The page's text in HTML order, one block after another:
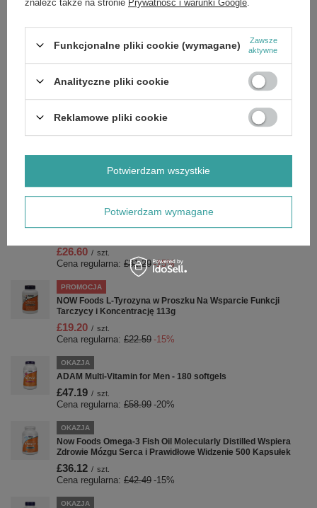
Marka NOW Foods
Zobacz również
Cena regularna:£9.09 -15%
Now Foods Vitamin C-1000 Complex Complex Buforowana
£26.60 / szt.
Cena regularna: £31.29 -15%
PROMOCJA
NOW Foods L-Tyrozyna w Proszku Na Wsparcie Funkcji
Tarczycy i Koncentrację 113g
£19.20 / szt.
Cena regularna: £22.59 -15%
OKAZJA
ADAM Multi-Vitamin for Men - 180 softgels
£47.19 / szt.
Cena regularna: £58.99 -20%
OKAZJA
Now Foods Omega-3 Fish Oil Molecularly Distilled Wspiera
Zdrowie Mózgu Serca i Prawidłowe Widzenie 500 Kapsułek
£36.12 / szt.
Cena regularna: £42.49 -15%
OKAZJA
znaleźć także na stronie Prywatność i warunki Google
Funkcjonalne pliki cookie (wymagane)
Zawsze
aktywne
Analityczne pliki cookie
Reklamowe pliki cookie
Potwierdzam wymagane
Potwierdzam wszystkie